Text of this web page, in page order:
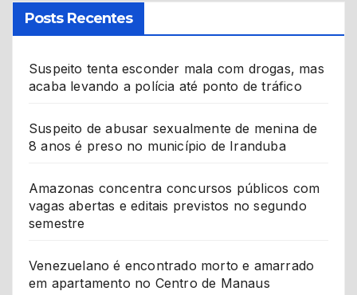
Posts Recentes
Suspeito tenta esconder mala com drogas, mas
acaba levando a polícia até ponto de tráfico
Suspeito de abusar sexualmente de menina de
8 anos é preso no município de Iranduba
Amazonas concentra concursos públicos com
vagas abertas e editais previstos no segundo
semestre
Venezuelano é encontrado morto e amarrado
em apartamento no Centro de Manaus